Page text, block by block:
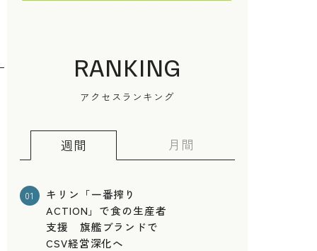
RANKING
アクセスランキング
週間 月間
01
キリン「一番搾り
ACTION」で食の生産者
支援 旗艦ブランドで
CSV経営深化へ